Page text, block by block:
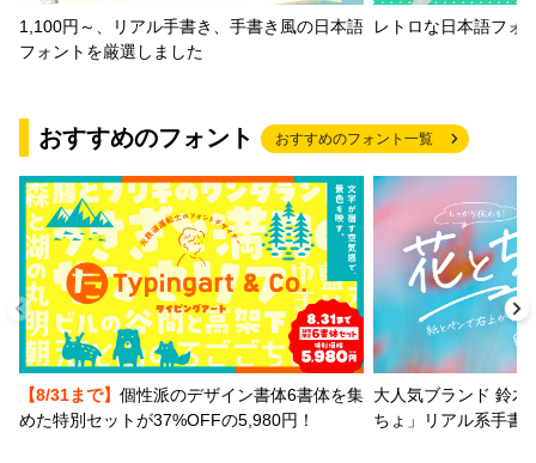
1,100円～、リアル手書き、手書き風の日本語
フォントを厳選しました
レトロな日本語フォ
おすすめのフォント おすすめのフォント一覧
【8/31まで】 個性派のデザイン書体6書体を集
めた特別セットが37%OFFの5,980円！
大人気ブランド 鈴木
ちょ」リアル系手書